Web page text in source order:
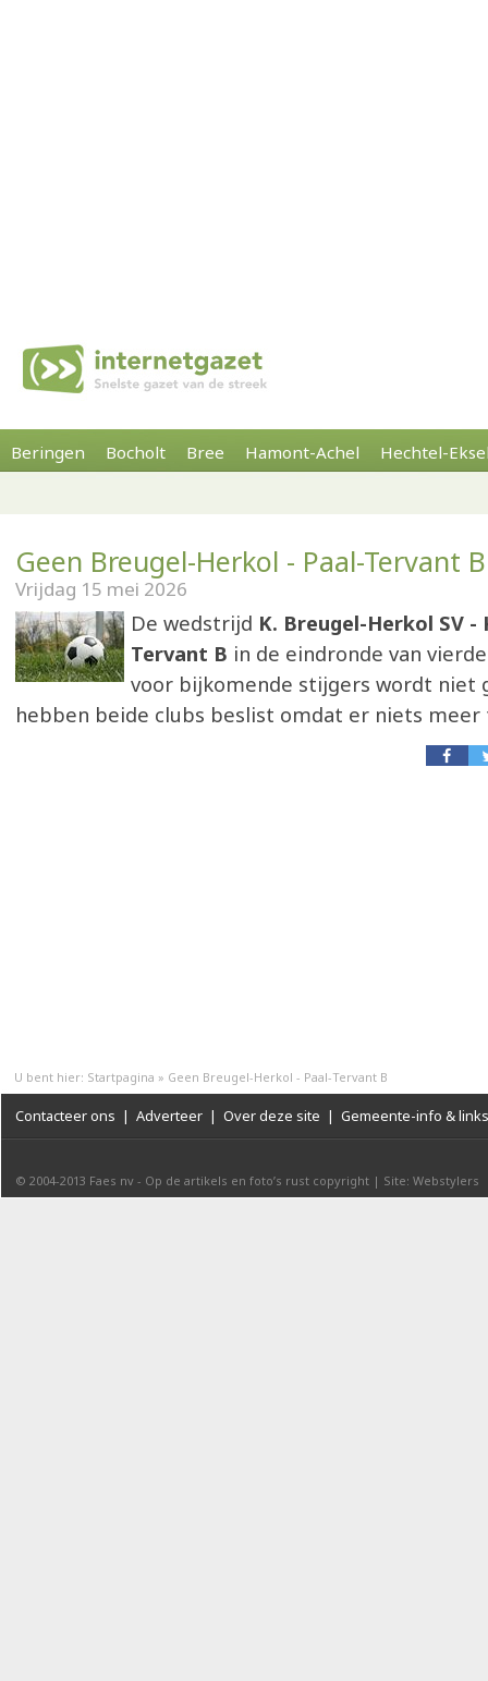
Beringen Bocholt Bree Hamont-Achel Hechtel-
Geen Breugel-Herkol - Paal-Tervant B
Vrijdag 15 mei 2026
De wedstrijd K. Breugel-Herkol SV -
Tervant B in de eindronde van
voor bijkomende stijgers wordt niet
hebben beide clubs beslist omdat er niets meer
U bent hier: Startpagina » Geen Breugel-Herkol - Paal-Tervant B
Contacteer ons | Adverteer | Over deze site | Gemeente-info & links
© 2004-2013 Faes nv - Op de artikels en foto’s rust copyright | Site: Webstylers